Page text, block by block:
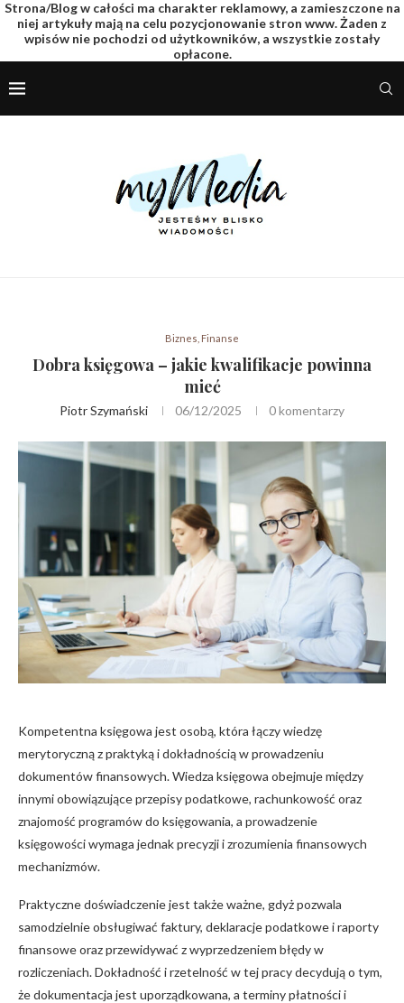
Strona/Blog w całości ma charakter reklamowy, a zamieszczone na
niej artykuły mają na celu pozycjonowanie stron www. Żaden z
wpisów nie pochodzi od użytkowników, a wszystkie zostały
opłacone.
Biznes, Finanse
Dobra księgowa – jakie kwalifikacje powinna
mieć
Piotr Szymański 06/12/2025 0 komentarzy
Kompetentna księgowa jest osobą, która łączy wiedzę
merytoryczną z praktyką i dokładnością w prowadzeniu
dokumentów finansowych. Wiedza księgowa obejmuje między
innymi obowiązujące przepisy podatkowe, rachunkowość oraz
znajomość programów do księgowania, a prowadzenie
księgowości wymaga jednak precyzji i zrozumienia finansowych
mechanizmów.
Praktyczne doświadczenie jest także ważne, gdyż pozwala
samodzielnie obsługiwać faktury, deklaracje podatkowe i raporty
finansowe oraz przewidywać z wyprzedzeniem błędy w
rozliczeniach. Dokładność i rzetelność w tej pracy decydują o tym,
że dokumentacja jest uporządkowana, a terminy płatności i